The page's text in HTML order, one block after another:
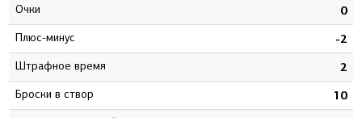
Очки 0
Плюс-минус -2
штрафное время 2
Броски в створ 10